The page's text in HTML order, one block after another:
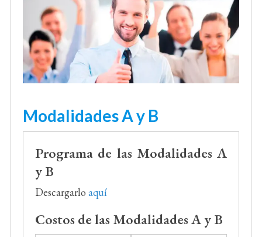
Modalidades A y B
Programa de las Modalidades A
y B
Descargarlo aquí
Costos de las Modalidades A y B